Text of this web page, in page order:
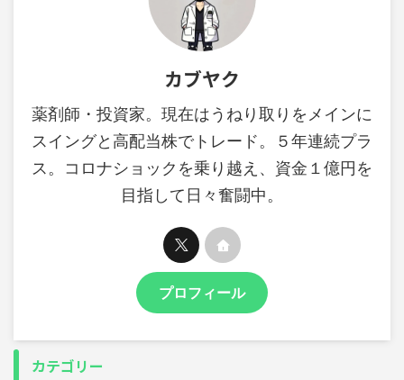
カブヤク
薬剤師・投資家。現在はうねり取りをメインに
スイングと高配当株でトレード。５年連続プラ
ス。コロナショックを乗り越え、資金１億円を
目指して日々奮闘中。
プロフィール
カテゴリー